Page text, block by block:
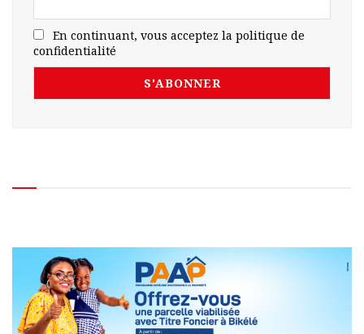
En continuant, vous acceptez la politique de
confidentialité